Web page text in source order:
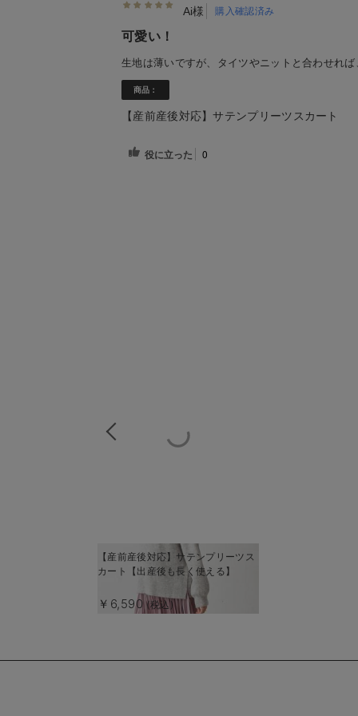
Ai様 購入確認済み
可愛い！
生地は薄いですが、タイツやニットと合わせれば
商品：
【産前産後対応】サテンプリーツスカート
役に立った 0
商
品
細
商
品
詳
見
【産前産後対応】サテンプリーツス
カート【出産後も長く使える】
￥6,590 (税込)